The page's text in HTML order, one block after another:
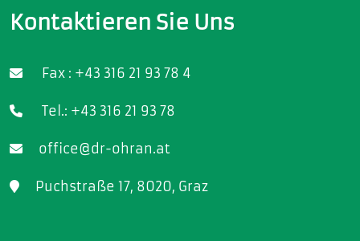
Kontaktieren Sie Uns
Fax : +43 316 21 93 78 4
Tel.: +43 316 21 93 78
office@dr-ohran.at
Puchstraße 17, 8020, Graz